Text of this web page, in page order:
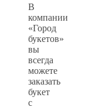
В
компании
«Город
букетов»
вы
всегда
можете
заказать
букет
с